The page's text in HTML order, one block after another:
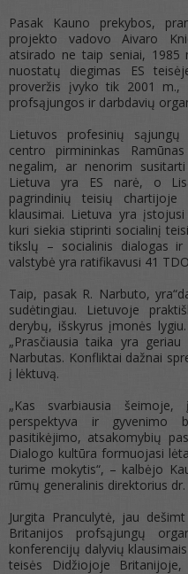
Pasak Kauno prekybos,
projekto vadovo Aivaro
atsirado ne taip seniai, 1985
nuostatų diegimas ES
proveržis įvyko tik 2001 m.,
profsąjungos ir darbdavių
Lietuvos profesinių
centro pirmininkas
negalim, ar nenorim
Lietuva yra ES narė, o
pagrindinių teisių
klausimai. Lietuva yra
kuri siekia stiprinti socialinį
tikslų – socialinis dialogas ir
valstybė yra ratifikavusi 41
Taip, pasak R. Narbuto,
sudėtingiau. Lietuvoje
derybų, išskyrus įmonės
„Prasčiausia taika yra
Narbutas. Konfliktai dažnai
į lėktuvą.
„Kas svarbiausia šeimoje,
perspektyva ir gyvenimo
pasitikėjimo, atsakomybių
Dialogo kultūra formuojasi
turime mokytis“, – kalbėjo
rūmų generalinis direktorius dr.
Jurgita Pranculytė, jau
Britanijos profsąjungų
konferencijų dalyvių
teisės Didžiojoje